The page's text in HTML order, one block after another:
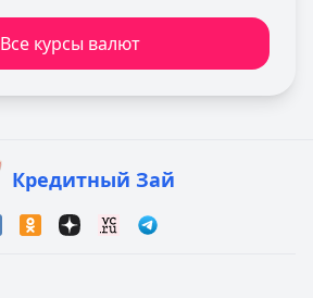
Все курсы валют
Кредитный Зай